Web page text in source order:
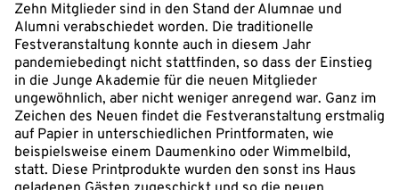
Zehn Mitglieder sind in den Stand der Alumnae und
Alumni verabschiedet worden. Die traditionelle
Festveranstaltung konnte auch in diesem Jahr
pandemiebedingt nicht stattfinden, so dass der Einstieg
in die Junge Akademie für die neuen Mitglieder
ungewöhnlich, aber nicht weniger anregend war. Ganz im
Zeichen des Neuen findet die Festveranstaltung erstmalig
auf Papier in unterschiedlichen Printformaten, wie
beispielsweise einem Daumenkino oder Wimmelbild,
statt. Diese Printprodukte wurden den sonst ins Haus